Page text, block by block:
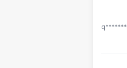
q*******